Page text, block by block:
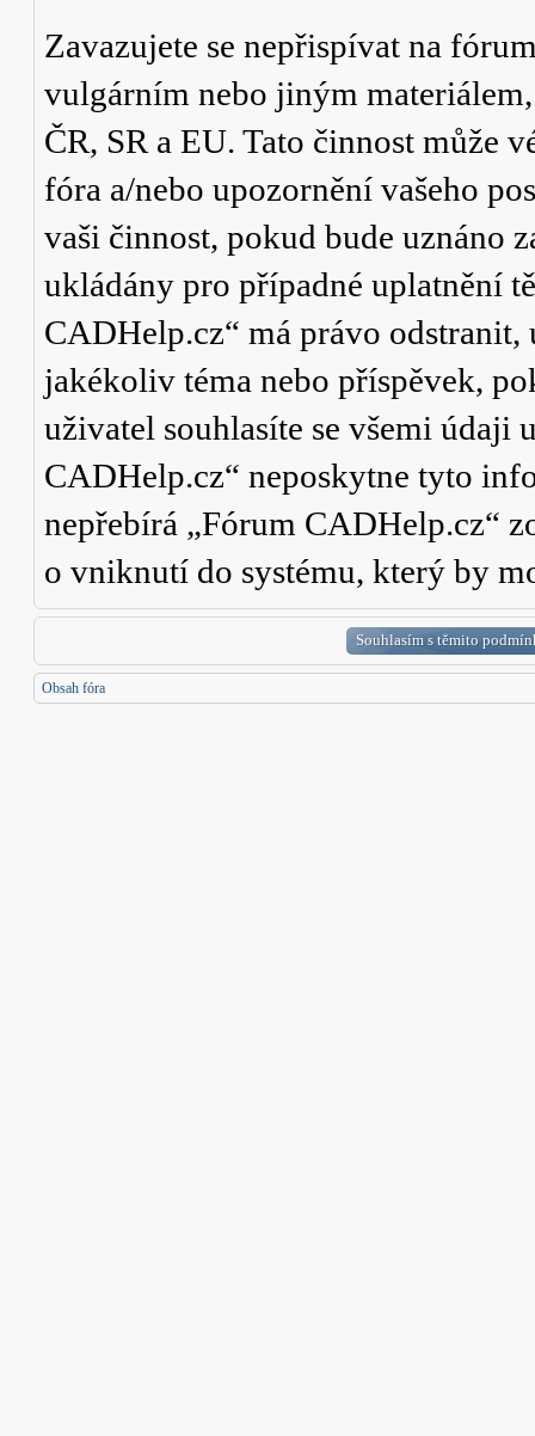
Zavazujete se nepřispívat na
vulgárním nebo jiným
ČR, SR a EU. Tato činnost může
fóra a/nebo upozornění vašeho
vaši činnost, pokud bude uznáno
ukládány pro případné uplatnění
CADHelp.cz“ má právo
jakékoliv téma nebo příspěvek,
uživatel souhlasíte se všemi údaji
CADHelp.cz“ neposkytne tyto
nepřebírá „Fórum CADHelp.cz“
o vniknutí do systému, který by
Obsah fóra